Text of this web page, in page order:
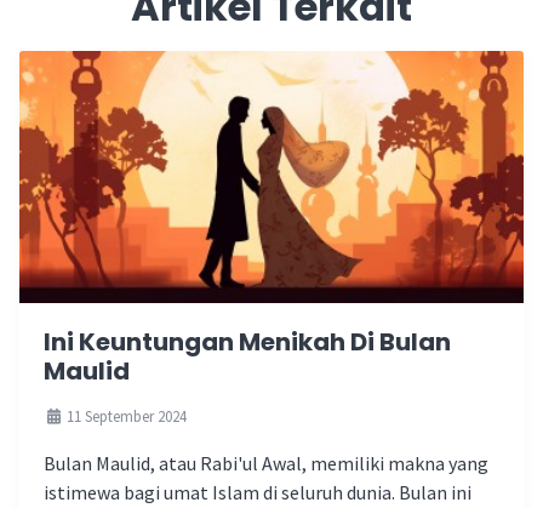
Ini Keuntungan Menikah Di Bulan
Maulid
11 September 2024
Bulan Maulid, atau Rabi'ul Awal, memiliki makna yang
istimewa bagi umat Islam di seluruh dunia. Bulan ini